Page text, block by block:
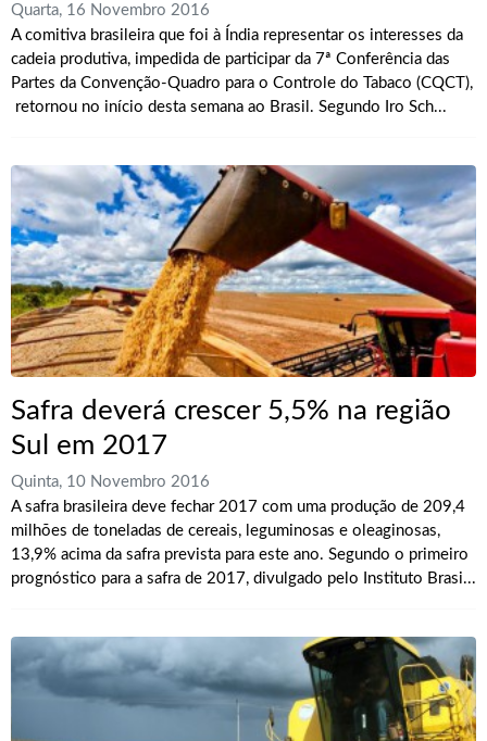
Quarta, 16 Novembro 2016
A comitiva brasileira que foi à Índia representar os interesses da
cadeia produtiva, impedida de participar da 7ª Conferência das
Partes da Convenção-Quadro para o Controle do Tabaco (CQCT),
retornou no início desta semana ao Brasil. Segundo Iro Sch...
Safra deverá crescer 5,5% na região
Sul em 2017
Quinta, 10 Novembro 2016
A safra brasileira deve fechar 2017 com uma produção de 209,4
milhões de toneladas de cereais, leguminosas e oleaginosas,
13,9% acima da safra prevista para este ano. Segundo o primeiro
prognóstico para a safra de 2017, divulgado pelo Instituto Brasi...